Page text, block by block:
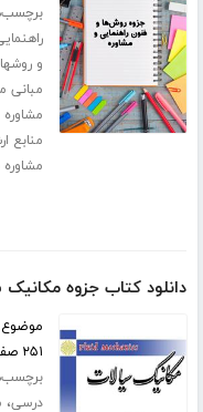
و
مبانی
مشاوره
منابع
مشاوره 98
دانلود کتاب جزوه مکانیک
۲۵۱ صفحه
درسی،